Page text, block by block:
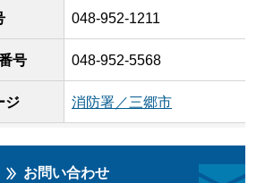
048-952-1211
号 048-952-5568
ジ 消防署／三郷市
お問い合わせ